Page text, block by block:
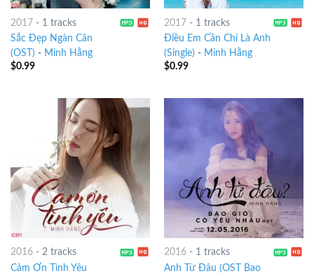
2017- 1 tracks
Sắc Đẹp Ngàn Cân
(OST) - Minh Hằng
$0.99
2017- 1 tracks
Điều Em Cần Chỉ Là Anh
(Single) - Minh Hằng
$0.99
2016- 2 tracks
Cảm Ơn Tình Yêu
2016- 1 tracks
Anh Từ Đâu (OST Bao